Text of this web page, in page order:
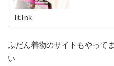
lit.link
ふだん着物のサイトもやって
い